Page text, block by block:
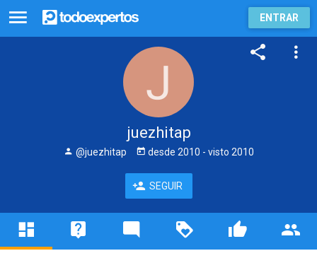
ENTRAR
juezhitap
@juezhitap desde 2010 - visto 2010
SEGUIR